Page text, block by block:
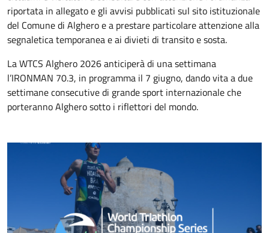
riportata in allegato e gli avvisi pubblicati sul sito istituzionale
del Comune di Alghero e a prestare particolare attenzione alla
segnaletica temporanea e ai divieti di transito e sosta.
La WTCS Alghero 2026 anticiperà di una settimana
l’IRONMAN 70.3, in programma il 7 giugno, dando vita a due
settimane consecutive di grande sport internazionale che
porteranno Alghero sotto i riflettori del mondo.